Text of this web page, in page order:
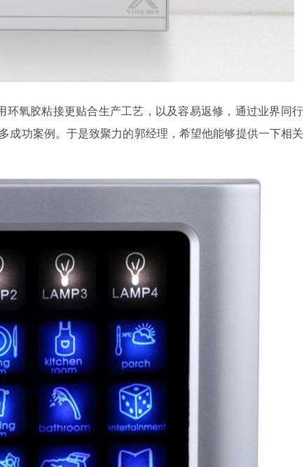
氧胶粘接更贴合生产工艺，以及容易返修，通过业界同行
成功案例。于是致聚力的郭经理，希望他能够提供一下相关